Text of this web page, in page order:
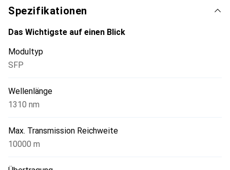
einfache Integration in bestehende Systeme, während der
LC-Anschluss eine sichere und stabile Verbindung
gewährleistet. Das Modul ist Hot-Swap-fähig, was
installiert oder ausgetauscht werden kann. Es ist eine
ausgezeichnete Wahl für Unternehmen, die eine
Glasfaserverbindungen suchen.
Spezifikationen
Das Wichtigste auf einen Blick
Modultyp
SFP
Wellenlänge
1310 nm
Max. Transmission Reichweite
10000 m